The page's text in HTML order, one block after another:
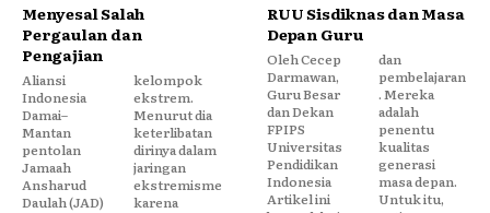
Menyesal Salah
Pergaulan dan
Pengajian
Aliansi
Indonesia
Damai–
Mantan
pentolan
Jamaah
Ansharud
Daulah (JAD)
kelompok
ekstrem.
Menurut dia
keterlibatan
dirinya dalam
jaringan
ekstremisme
karena
RUU Sisdiknas dan Masa
Depan Guru
Oleh Cecep
Darmawan,
Guru Besar
dan Dekan
FPIPS
Universitas
Pendidikan
Indonesia
Artikel ini
dan
pembelajaran
. Mereka
adalah
penentu
kualitas
generasi
masa depan.
Untuk itu,